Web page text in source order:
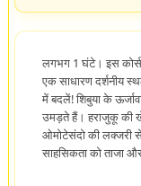
लगभग 1 घंटे। इस
एक साधारण दर्शनीय
में बदलें! शिबुया के
उमड़ते हैं। हराजुकू की
ओमोटेसंदो की लक्जरी
साहसिकता को ताजा